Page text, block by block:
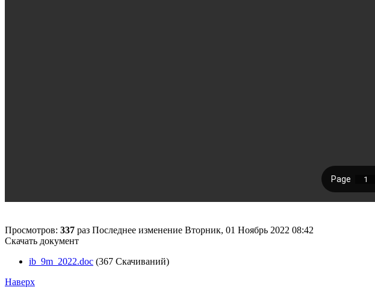
Просмотров: 337 раз Последнее изменение Вторник, 01 Ноябрь 2022 08:42
Скачать документ
ib_9m_2022.doc (367 Скачиваний)
Наверх